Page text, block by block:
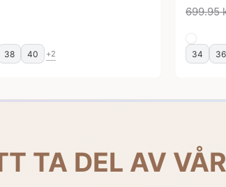
38 40 +2
699.95
34 36
TA DEL AV